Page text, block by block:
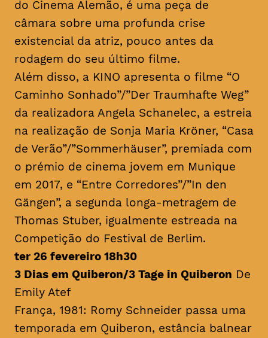
do Cinema Alemão, é uma peça de
câmara sobre uma profunda crise
existencial da atriz, pouco antes da
rodagem do seu último filme.
Além disso, a KINO apresenta o filme “O
Caminho Sonhado”/”Der Traumhafte Weg”
da realizadora Angela Schanelec, a estreia
na realização de Sonja Maria Kröner, “Casa
de Verão”/”Sommerhäuser”, premiada com
o prémio de cinema jovem em Munique
em 2017, e “Entre Corredores”/”In den
Gängen”, a segunda longa-metragem de
Thomas Stuber, igualmente estreada na
Competição do Festival de Berlim.
ter 26 fevereiro 18h30
3 Dias em Quiberon/3 Tage in Quiberon De
Emily Atef
França, 1981: Romy Schneider passa uma
temporada em Quiberon, estância balnear